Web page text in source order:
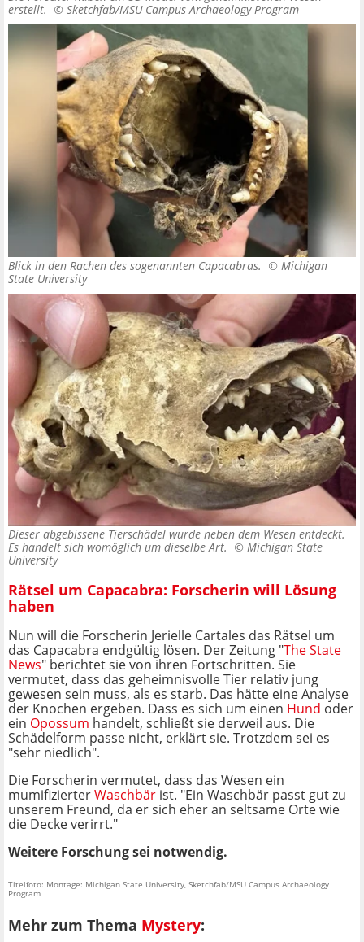
erstellt. © Sketchfab/MSU Campus Archaeology Program
Blick in den Rachen des sogenannten Capacabras. © Michigan
State University
Dieser abgebissene Tierschädel wurde neben dem Wesen entdeckt.
Es handelt sich womöglich um dieselbe Art. © Michigan State
University
Rätsel um Capacabra: Forscherin will Lösung
haben
Nun will die Forscherin Jerielle Cartales das Rätsel um
das Capacabra endgültig lösen. Der Zeitung "The State
News" berichtet sie von ihren Fortschritten. Sie
vermutet, dass das geheimnisvolle Tier relativ jung
gewesen sein muss, als es starb. Das hätte eine Analyse
der Knochen ergeben. Dass es sich um einen Hund oder
ein Opossum handelt, schließt sie derweil aus. Die
Schädelform passe nicht, erklärt sie. Trotzdem sei es
"sehr niedlich".
Die Forscherin vermutet, dass das Wesen ein
mumifizierterWaschbär ist. "Ein Waschbär passt gut zu
unserem Freund, da er sich eher an seltsame Orte wie
die Decke verirrt."
Weitere Forschung sei notwendig.
Titelfoto: Montage: Michigan State University, Sketchfab/MSU Campus Archaeology
Program
Mehr zum Thema Mystery: